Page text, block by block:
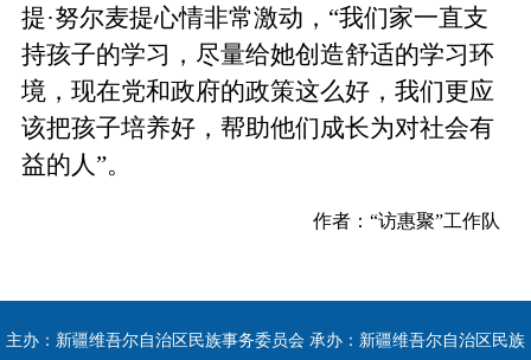
提·努尔麦提心情非常激动，“我们家一直支
持孩子的学习，尽量给她创造舒适的学习环
境，现在党和政府的政策这么好，我们更应
该把孩子培养好，帮助他们成长为对社会有
益的人”。
作者：“访惠聚”工作队
主办：新疆维吾尔自治区民族事务委员会 承办：新疆维吾尔自治区民族